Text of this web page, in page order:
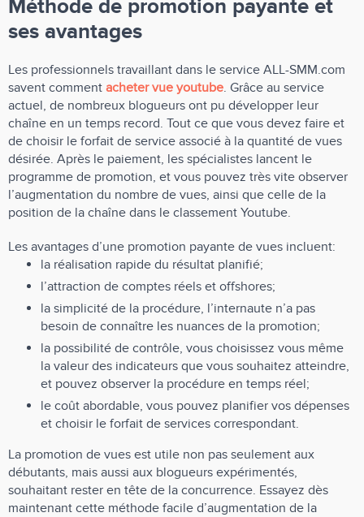
Méthode de promotion payante et
ses avantages
Les professionnels travaillant dans le service ALL-SMM.com
savent comment acheter vue youtube. Grâce au service
actuel, de nombreux blogueurs ont pu développer leur
chaîne en un temps record. Tout ce que vous devez faire et
de choisir le forfait de service associé à la quantité de vues
désirée. Après le paiement, les spécialistes lancent le
programme de promotion, et vous pouvez très vite observer
l’augmentation du nombre de vues, ainsi que celle de la
position de la chaîne dans le classement Youtube.
Les avantages d’une promotion payante de vues incluent:
la réalisation rapide du résultat planifié;
l’attraction de comptes réels et offshores;
la simplicité de la procédure, l’internaute n’a pas
besoin de connaître les nuances de la promotion;
la possibilité de contrôle, vous choisissez vous même
la valeur des indicateurs que vous souhaitez atteindre,
et pouvez observer la procédure en temps réel;
le coût abordable, vous pouvez planifier vos dépenses
et choisir le forfait de services correspondant.
La promotion de vues est utile non pas seulement aux
débutants, mais aussi aux blogueurs expérimentés,
souhaitant rester en tête de la concurrence. Essayez dès
maintenant cette méthode facile d’augmentation de la